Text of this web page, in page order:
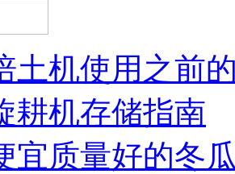
土机使用之前
耕机存储指南
宜质量好的冬